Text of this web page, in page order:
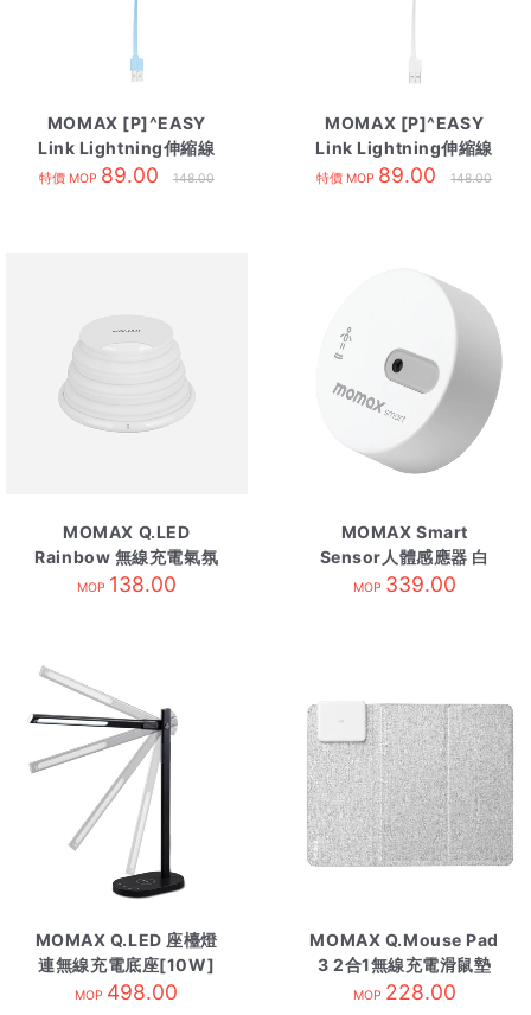
MOMAX [P]^EASY
Link Lightning伸縮線
80cm 藍
特價 MOP 89.00 148.00
MOMAX [P]^EASY
Link Lightning伸縮線
80cm 白
特價 MOP 89.00 148.00
MOMAX Q.LED
Rainbow 無線充電氣氛
燈
MOP 138.00
MOMAX Smart
Sensor人體感應器 白
MOP 339.00
MOMAX Q.LED 座檯燈
連無線充電底座[10W]
黑色
MOP 498.00
MOMAX Q.Mouse Pad
3 2合1無線充電滑鼠墊
淺灰
MOP 228.00